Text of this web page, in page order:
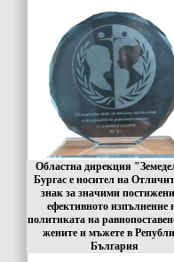
Областна дирекция
Бургас е носител на
знак за значими
ефективното изпълнение
политиката на
жените и мъжете в
България